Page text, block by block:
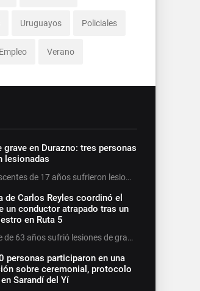
Uruguayos Policiales
Empleo Verano
grave en Durazno: tres personas
lesionadas
de 17 años sufrieron lesio…
de Carlos Reyles coordinó el
un conductor atrapado tras un
en Ruta 5
de 63 años sufrió lesiones de gra…
personas participaron en una
sobre ceremonial, protocolo
Sarandí del Yí